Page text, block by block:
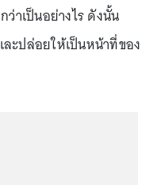
าเป็นอย่างไร ดังนั้น
ะปล่อยให้เป็นหน้าที่ของ